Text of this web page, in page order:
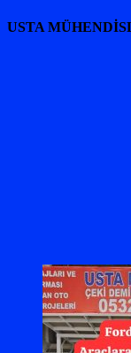
USTA